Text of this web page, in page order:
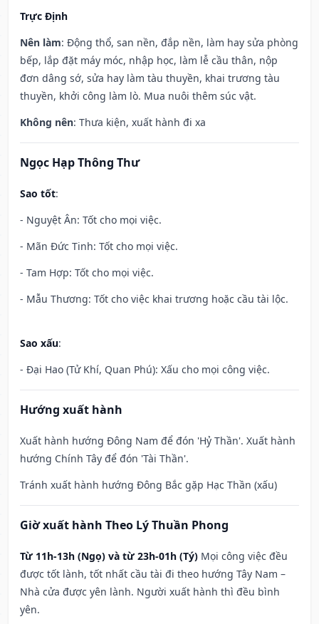
Trực Định
Nên làm: Động thổ, san nền, đắp nền, làm hay sửa phòng
bếp, lắp đặt máy móc, nhập học, làm lễ cầu thân, nộp
đơn dâng sớ, sửa hay làm tàu thuyền, khai trương tàu
thuyền, khởi công làm lò. Mua nuôi thêm súc vật.
Không nên: Thưa kiện, xuất hành đi xa
Ngọc Hạp Thông Thư
Sao tốt:
- Nguyệt Ân: Tốt cho mọi việc.
- Mãn Đức Tinh: Tốt cho mọi việc.
- Tam Hợp: Tốt cho mọi việc.
- Mẫu Thương: Tốt cho việc khai trương hoặc cầu tài lộc.
Sao xấu:
- Đại Hao (Tử Khí, Quan Phú): Xấu cho mọi công việc.
Hướng xuất hành
Xuất hành hướng Đông Nam để đón 'Hỷ Thần'. Xuất hành
hướng Chính Tây để đón 'Tài Thần'.
Tránh xuất hành hướng Đông Bắc gặp Hạc Thần (xấu)
Giờ xuất hành Theo Lý Thuần Phong
Từ 11h-13h (Ngọ) và từ 23h-01h (Tý) Mọi công việc đều
được tốt lành, tốt nhất cầu tài đi theo hướng Tây Nam –
Nhà cửa được yên lành. Người xuất hành thì đều bình
yên.